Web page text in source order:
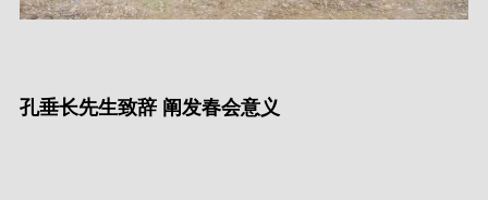
孔垂长先生致辞 阐发春会意义